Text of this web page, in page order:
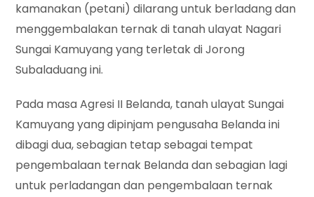
kamanakan (petani) dilarang untuk berladang dan
menggembalakan ternak di tanah ulayat Nagari
Sungai Kamuyang yang terletak di Jorong
Subaladuang ini.
Pada masa Agresi II Belanda, tanah ulayat Sungai
Kamuyang yang dipinjam pengusaha Belanda ini
dibagi dua, sebagian tetap sebagai tempat
pengembalaan ternak Belanda dan sebagian lagi
untuk perladangan dan pengembalaan ternak